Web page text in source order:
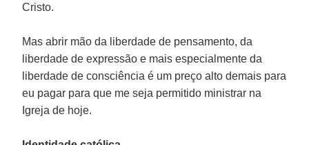
Cristo.
Mas abrir mão da liberdade de pensamento, da
liberdade de expressão e mais especialmente da
liberdade de consciência é um preço alto demais para
eu pagar para que me seja permitido ministrar na
Igreja de hoje.